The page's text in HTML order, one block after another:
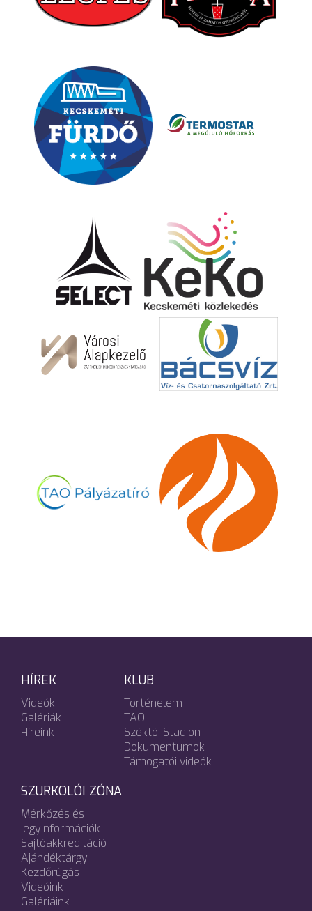
HÍREK
Videók
Galériák
Híreink
KLUB
Történelem
TAO
Széktói Stadion
Dokumentumok
Támogatói videók
SZURKOLÓI ZÓNA
Mérkőzés és
jegyinformációk
Sajtóakkreditáció
Ajándéktárgy
Kezdőrúgás
Videóink
Galériáink